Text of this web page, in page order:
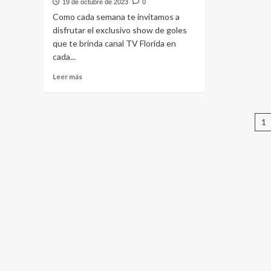
fecha
del
campeonato
de
19 de octubre de 2023 0
Como cada semana te invitamos a
disfrutar el exclusivo show de goles
que te brinda canal TV Florida en
cada...
Leer más
1